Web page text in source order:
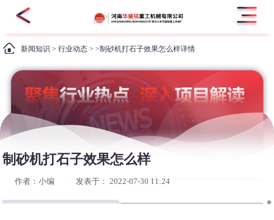
新闻知识 >行业动态 > >制砂机打石子效果怎么样详情
制砂机打石子效果怎么样
作者：小编 发表于： 2022-07-30 11:24